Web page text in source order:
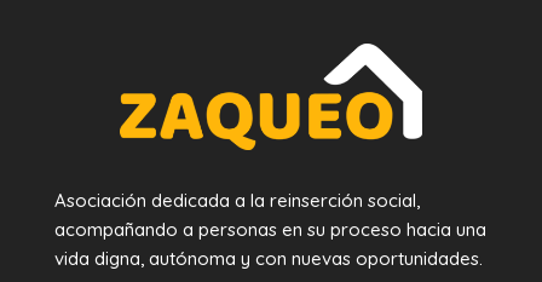
Asociación dedicada a la reinserción social,
acompañando a personas en su proceso hacia una
vida digna, autónoma y con nuevas oportunidades.